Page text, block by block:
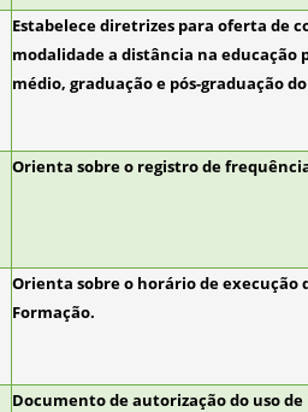
Estabelece diretrizes para oferta de
modalidade a distância na educação
médio, graduação e pós-graduação do
Orienta sobre o registro de
Orienta sobre o horário de execução
Formação.
Documento de autorização do uso